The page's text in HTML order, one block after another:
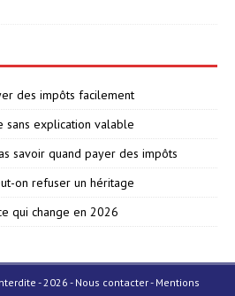
des impôts facilement
sans explication valable
savoir quand payer des impôts
on refuser un héritage
qui change en 2026
- 2026 - Nous contacter - Mentions